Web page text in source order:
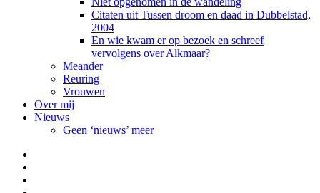
Citaten uit Tussen droom en daad in Dubbelstad,
2004
En wie kwam er op bezoek en schreef
vervolgens over Alkmaar?
Meander
Reuring
Vrouwen
Over mij
Nieuws
Geen ‘nieuws’ meer